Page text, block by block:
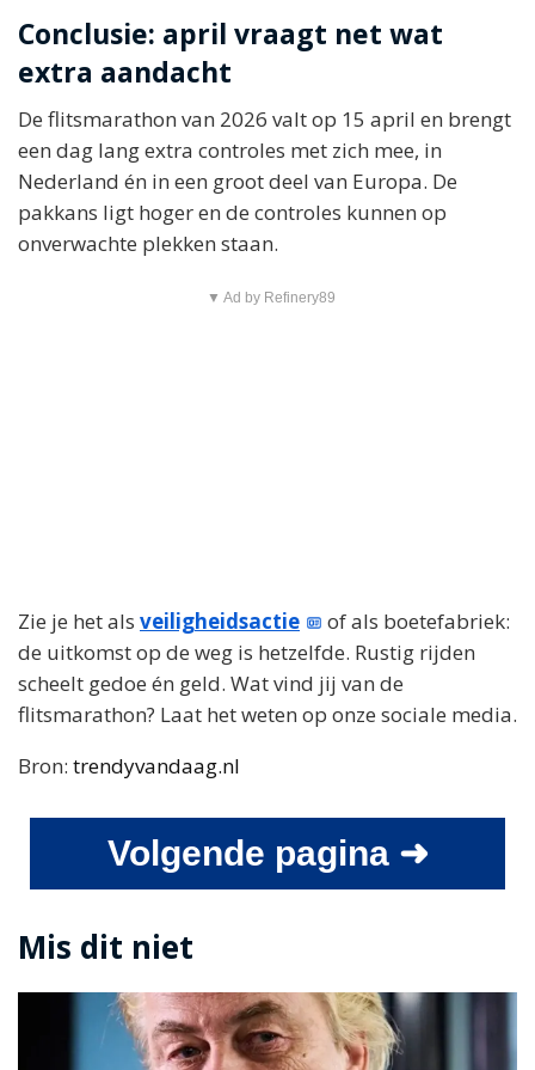
Conclusie: april vraagt net wat
extra aandacht
De flitsmarathon van 2026 valt op 15 april en brengt
een dag lang extra controles met zich mee, in
Nederland én in een groot deel van Europa. De
pakkans ligt hoger en de controles kunnen op
onverwachte plekken staan.
▼ Ad by Refinery89
Zie je het als veiligheidsactie
of als boetefabriek:
de uitkomst op de weg is hetzelfde. Rustig rijden
scheelt gedoe én geld. Wat vind jij van de
flitsmarathon? Laat het weten op onze sociale media.
Bron: trendyvandaag.nl
Volgende pagina ➜
Mis dit niet